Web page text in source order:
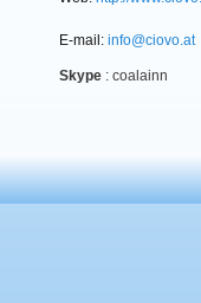
E-mail: info@ciovo.at
Skype : coalainn